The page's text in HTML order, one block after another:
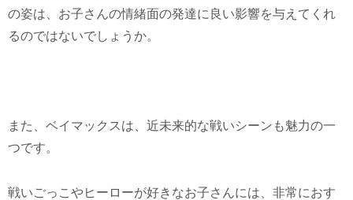
の姿は、お子さんの情緒面の発達に良い影響を与えてくれ
るのではないでしょうか。
また、ベイマックスは、近未来的な戦いシーンも魅力の一
つです。
戦いごっこやヒーローが好きなお子さんには、非常におす